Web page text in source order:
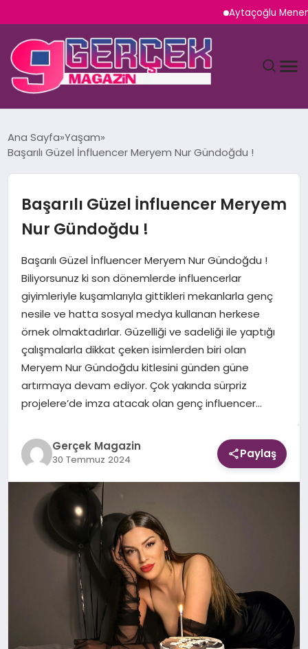
Aytaçoğlu
YAŞAM
SPOR
TEKNOLOJI
SAĞLIK
SIYASET
DÜNYA
Ana Sayfa Yaşam
Başarılı Güzel İnfluencer Meryem Nur Gündoğdu !
Başarılı Güzel İnfluencer Meryem
Nur Gündoğdu !
Başarılı Güzel İnfluencer Meryem Nur Gündoğdu !
Biliyorsunuz ki son dönemlerde influencerlar
giyimleriyle kuşamlarıyla gittikleri mekanlarla genç
nesile ve hatta sosyal medya kullanan herkese
örnek olmaktadırlar. Güzelliği ve sadeliği ile yaptığı
çalışmalarla dikkat çeken isimlerden biri olan
Meryem Nur Gündoğdu kitlesini günden güne
artırmaya devam ediyor. Çok yakında sürpriz
projelere’de imza atacak olan genç influencer…
Gerçek Magazin
30 Temmuz 2024 Paylaş